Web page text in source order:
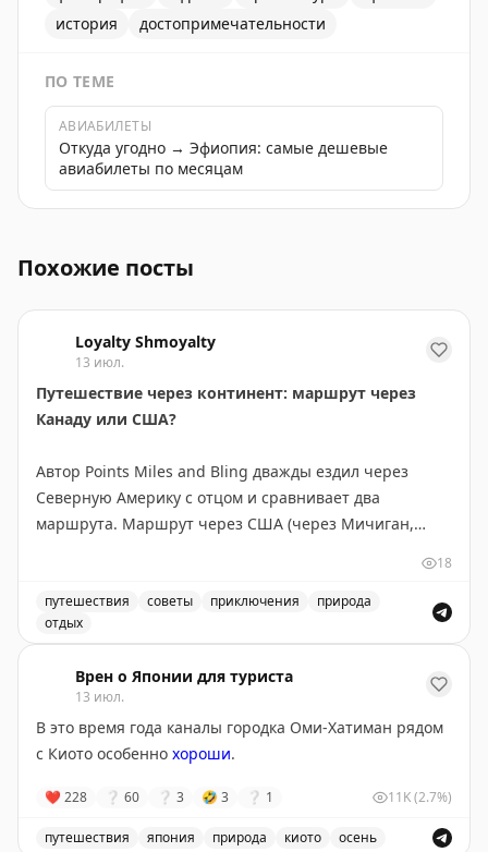
история
достопримечательности
ПО ТЕМЕ
АВИАБИЛЕТЫ
Откуда угодно → Эфиопия: самые дешевые
авиабилеты по месяцам
Похожие посты
Loyalty Shmoyalty
13 июл.
Путешествие через континент: маршрут через
Канаду или США?
Автор Points Miles and Bling дважды ездил через
Северную Америку с отцом и сравнивает два
маршрута. Маршрут через США (через Мичиган,
экономнее по топливу — идеален, если спешите. Но
главное открытие — это не пейзажи, а люди и
неожиданные остановки. В маленьком городке
номер, а ужин превратился в экскурсию по винному
погребу. Канадский маршрут длиннее, но предлагает
более продолжительные красивые виды: озера и леса
Северного Онтарио, Канадские Скалистые горы.
Совет: если едите ради пейзажей — выбирайте
Канаду и выделите 5-6 дней, посетив малые города
вроде Вавы или Муз-Джо. Если спешите — США
18
путешествия советы приключения
природа
отдых
Врен о Японии для туриста
13 июл.
В это время года каналы городка Оми-Хатиман рядом
с Киото особенно хороши.
❤ 228 ❔ 60 ❔ 3 🤣 3 ❔ 1 11K(2.7%)
путешествия япония природа киото осень